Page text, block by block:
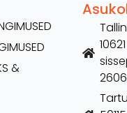
&
2606